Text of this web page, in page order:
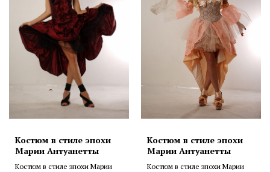
Костюм в стиле эпохи
Марии Антуанетты
Костюм в стиле эпохи Марии
Костюм в стиле эпохи
Марии Антуанетты
Костюм в стиле эпохи Марии